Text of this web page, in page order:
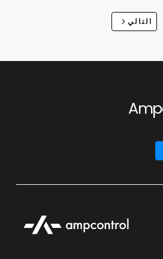
التالي